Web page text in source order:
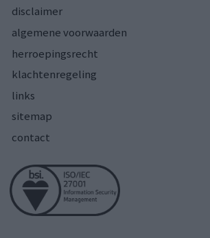
disclaimer
algemene voorwaarden
herroepingsrecht
klachtenregeling
links
sitemap
contact